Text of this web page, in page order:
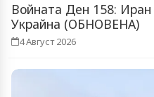
Войната Ден 158:
Украйна (ОБНОВЕНА)
4 Август 2026